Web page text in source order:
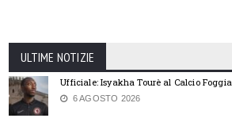
ULTIME NOTIZIE
Ufficiale: Isyakha Tourè al Calcio Foggia
6 AGOSTO 2026